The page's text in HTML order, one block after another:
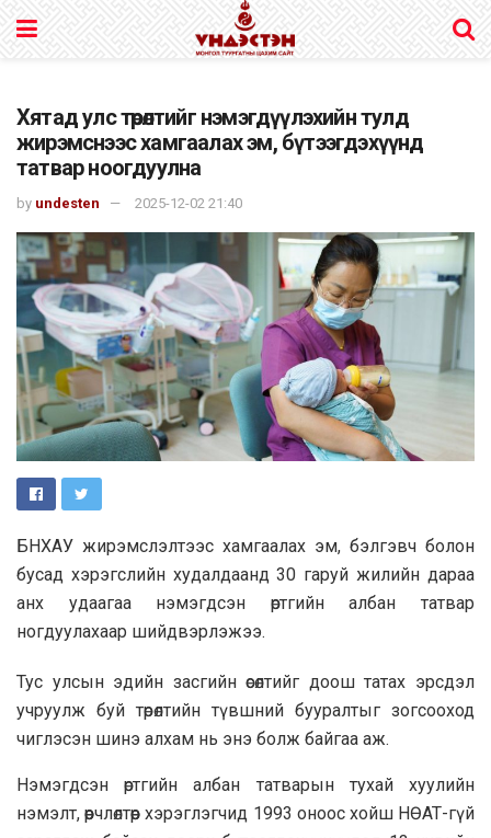
Хятад улс төрөлтийг нэмэгдүүлэхийн тулд
жирэмснээс хамгаалах эм, бүтээгдэхүүнд
татвар ноогдуулна
by undesten 2025-12-02 21:40
БНХАУ жирэмслэлтээс хамгаалах эм, бэлгэвч болон
бусад хэрэгслийн худалдаанд 30 гаруй жилийн дараа
анх удаагаа нэмэгдсэн өртгийн албан татвар
ногдуулахаар шийдвэрлэжээ.
Тус улсын эдийн засгийн өсөлтийг доош татах эрсдэл
учруулж буй төрөлтийн түвшний бууралтыг зогсооход
чиглэсэн шинэ алхам нь энэ болж байгаа аж.
Нэмэгдсэн өртгийн албан татварын тухай хуулийн
нэмэлт, өөрчлөлтөөр хэрэглэгчид 1993 оноос хойш НӨАТ-гүй